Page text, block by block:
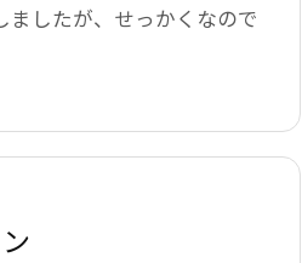
ましたが、せっかくなので